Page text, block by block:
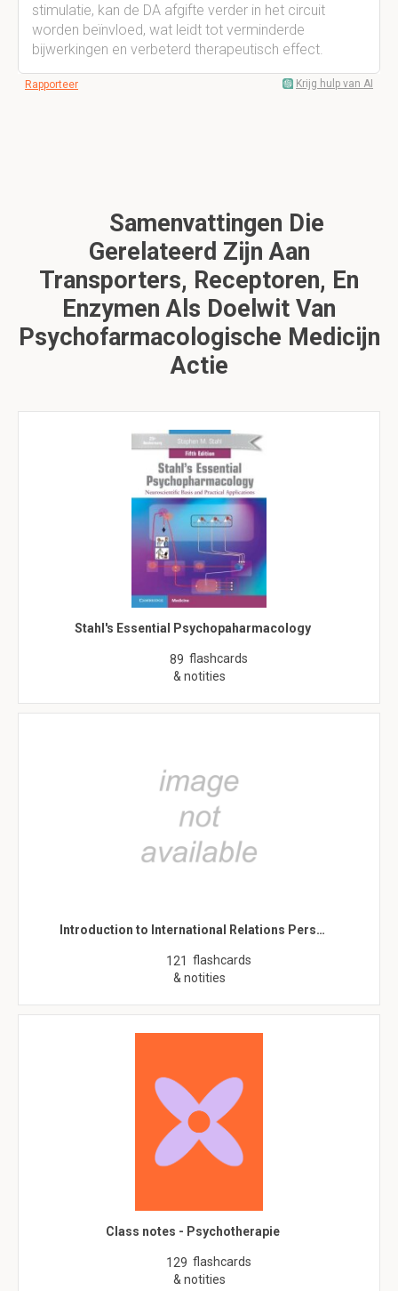
stimulatie, kan de DA afgifte verder in het circuit
worden beïnvloed, wat leidt tot verminderde
bijwerkingen en verbeterd therapeutisch effect.
Rapporteer Krijg hulp van AI
Samenvattingen Die
Gerelateerd Zijn Aan
Transporters, Receptoren, En
Enzymen Als Doelwit Van
Psychofarmacologische Medicijn
Actie
Stahl's Essential Psychopaharmacology
89 flashcards
& notities
Introduction to International Relations Pers…
121 flashcards
& notities
Class notes - Psychotherapie
129 flashcards
& notities